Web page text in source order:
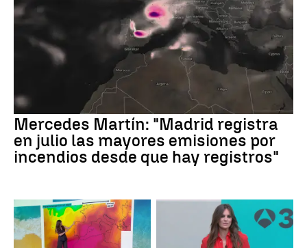
Mercedes Martín: "Madrid registra
en julio las mayores emisiones por
incendios desde que hay registros"